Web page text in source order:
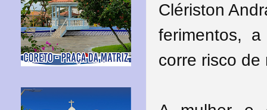
Clériston
ferimentos,
corre risco de